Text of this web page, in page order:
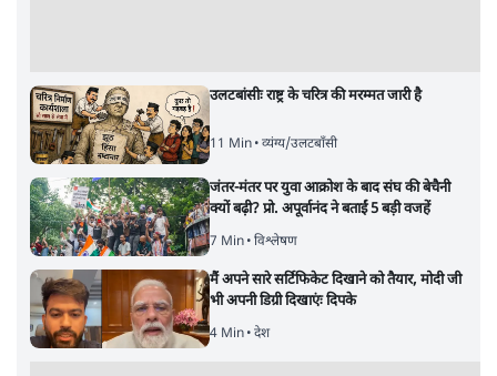
उलटबांसीः राष्ट्र के चरित्र की मरम्मत जारी है
11 Min• व्यंग्य/उलटबाँसी
जंतर-मंतर पर युवा आक्रोश के बाद संघ की बेचैनी
क्यों बढ़ी? प्रो. अपूर्वानंद ने बताईं 5 बड़ी वजहें
7 Min• विश्लेषण
मैं अपने सारे सर्टिफिकेट दिखाने को तैयार, मोदी जी
भी अपनी डिग्री दिखाएंः दिपके
4 Min• देश